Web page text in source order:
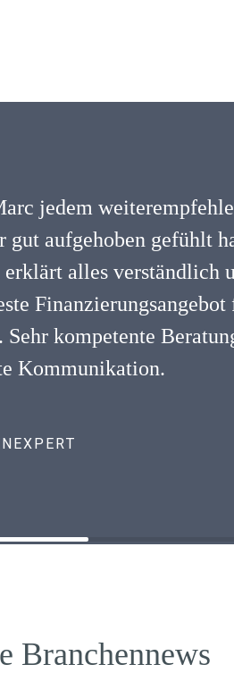
jedem
gut aufgehoben gefühlt
alles verständlich
Finanzierungsangebot
Sehr kompetente
Kommunikation.
Branchennews